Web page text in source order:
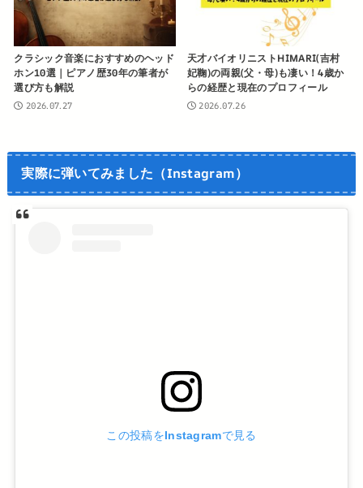
クラシック音楽におすすめのヘッド
ホン10選｜ピアノ歴30年の筆者が
選び方も解説
2026.07.27
天才バイオリニストHIMARI(吉村
妃鞠)の両親(父・母)も凄い！4歳か
らの経歴と現在のプロフィール
2026.07.26
実際に弾いてみました（Instagram）
この投稿をInstagramで見る